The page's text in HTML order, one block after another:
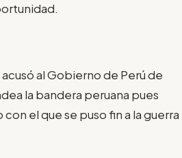
al Gobierno de Perú de
la bandera peruana pues
el que se puso fin a la guerra